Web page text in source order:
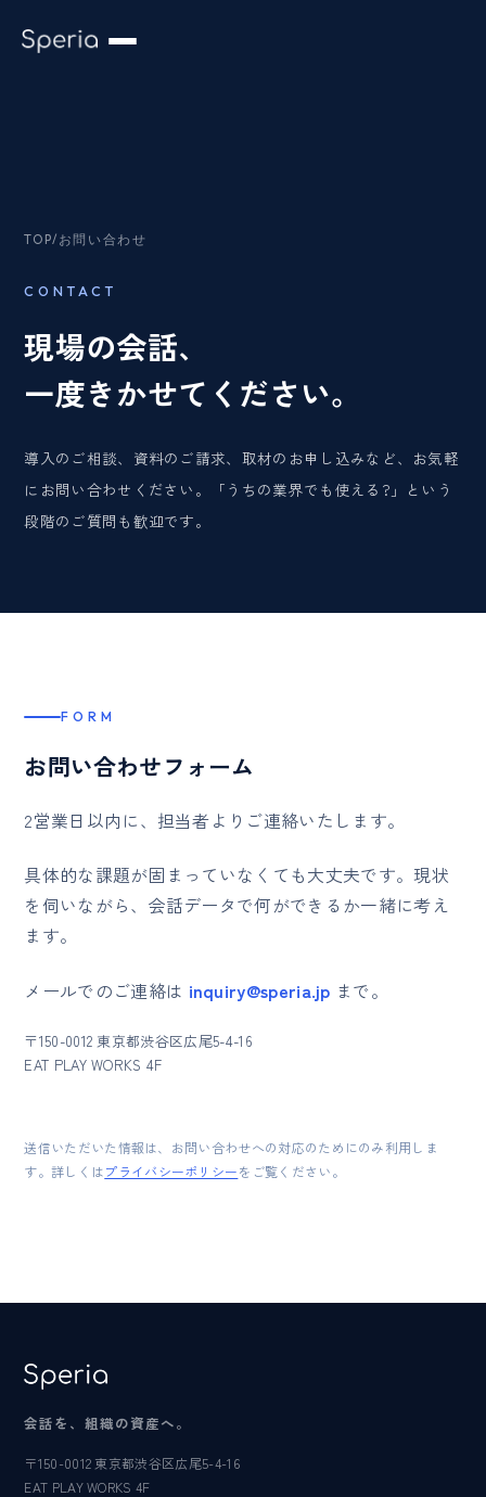
TOP/ お問い合わせ
CONTACT
現場の会話、
一度きかせてください。
導入のご相談、資料のご請求、取材のお申し込みなど、お気軽
にお問い合わせください。「うちの業界でも使える?」という
段階のご質問も歓迎です。
FORM
お問い合わせフォーム
2営業日以内に、担当者よりご連絡いたします。
具体的な課題が固まっていなくても大丈夫です。現状
を伺いながら、会話データで何ができるか一緒に考え
ます。
メールでのご連絡は inquiry@speria.jp まで。
〒150-0012 東京都渋谷区広尾5-4-16
EAT PLAY WORKS 4F
送信いただいた情報は、お問い合わせへの対応のためにのみ利用しま
す。詳しくはプライバシーポリシーをご覧ください。
会話を、組織の資産へ。
〒150-0012 東京都渋谷区広尾5-4-16
EAT PLAY WORKS 4F